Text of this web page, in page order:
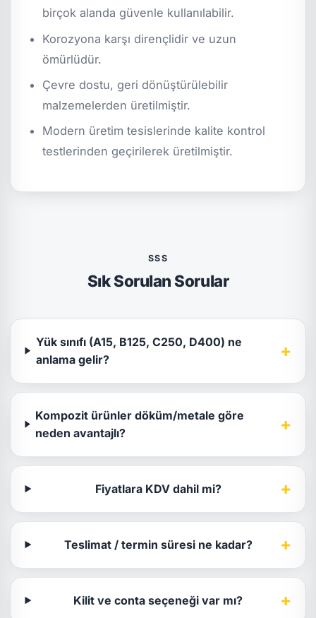
birçok alanda güvenle kullanılabilir.
Korozyona karşı dirençlidir ve uzun
ömürlüdür.
Çevre dostu, geri dönüştürülebilir
malzemelerden üretilmiştir.
Modern üretim tesislerinde kalite kontrol
testlerinden geçirilerek üretilmiştir.
SSS
Sık Sorulan Sorular
Yük sınıfı (A15, B125, C250, D400) ne
anlama gelir?
+
Kompozit ürünler döküm/metale göre
neden avantajlı?
+
Fiyatlara KDV dahil mi? +
Teslimat / termin süresi ne kadar? +
Kilit ve conta seçeneği var mı? +